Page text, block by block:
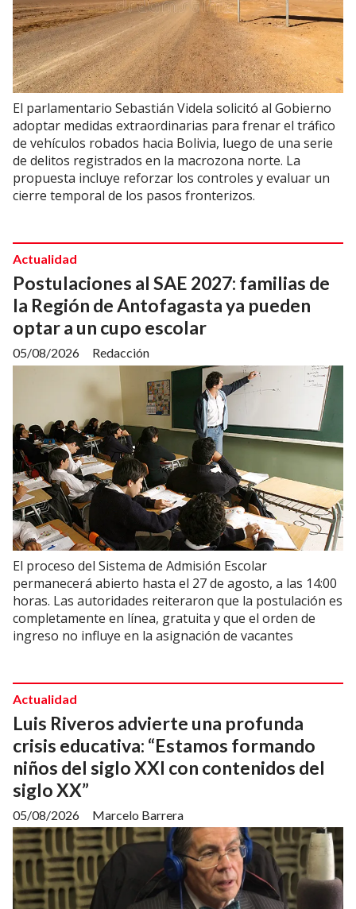
El parlamentario Sebastián Videla solicitó al Gobierno
adoptar medidas extraordinarias para frenar el tráfico
de vehículos robados hacia Bolivia, luego de una serie
de delitos registrados en la macrozona norte. La
propuesta incluye reforzar los controles y evaluar un
cierre temporal de los pasos fronterizos.
Postulaciones al SAE 2027: familias de
la Región de Antofagasta ya pueden
optar a un cupo escolar
Redacción
Actualidad
05/08/2026
El proceso del Sistema de Admisión Escolar
permanecerá abierto hasta el 27 de agosto, a las 14:00
horas. Las autoridades reiteraron que la postulación es
completamente en línea, gratuita y que el orden de
ingreso no influye en la asignación de vacantes
Luis Riveros advierte una profunda
crisis educativa: “Estamos formando
niños del siglo XXI con contenidos del
siglo XX”
Marcelo Barrera
Actualidad
05/08/2026